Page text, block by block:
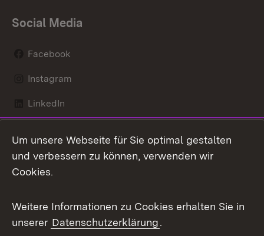
Social Media
Facebook
Instagram
LinkedIn
X / Twitter
Youtube
Kontakt
Datenschutz
Um unsere Webseite für Sie optimal gestalten
und verbessern zu können, verwenden wir
Cookies.
Weitere Informationen zu Cookies erhalten Sie in
unserer Datenschutzerklärung.